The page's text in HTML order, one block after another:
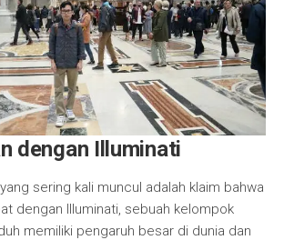
dengan Illuminati
sering kali muncul adalah klaim bahwa
dengan Illuminati, sebuah kelompok
memiliki pengaruh besar di dunia dan